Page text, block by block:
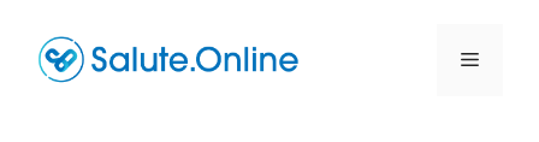
contenuto
Menu